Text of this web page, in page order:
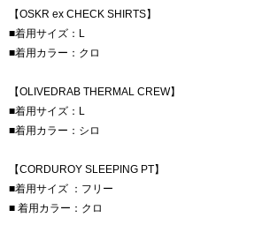
【OSKR ex CHECK SHIRTS】
■着用サイズ：L
■着用カラー：クロ
【OLIVEDRAB THERMAL CREW】
■着用サイズ：L
■着用カラー：シロ
【CORDUROY SLEEPING PT】
■着用サイズ ：フリー
■ 着用カラー：クロ